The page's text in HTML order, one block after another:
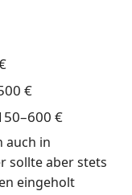
€
€
auch in
sollte aber stets
eingeholt